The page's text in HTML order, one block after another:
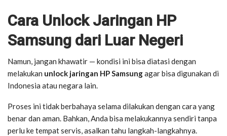
Cara Unlock Jaringan HP
Samsung dari Luar Negeri
Namun, jangan khawatir — kondisi ini bisa diatasi dengan
melakukan unlock jaringan HP Samsungagar bisa digunakan di
Indonesia atau negara lain.
Proses ini tidak berbahaya selama dilakukan dengan cara yang
benar dan aman. Bahkan, Anda bisa melakukannya sendiri tanpa
perlu ke tempat servis, asalkan tahu langkah-langkahnya.